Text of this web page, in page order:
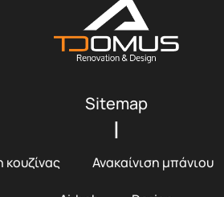
Sitemap
|
κουζίνας Ανακαίνιση μπάνιου